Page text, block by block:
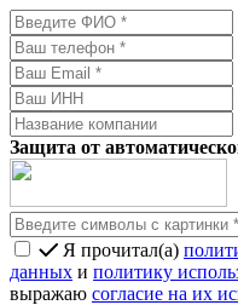
Защита от
Я прочитал(а)
данных и политику
выражаю согласие на их